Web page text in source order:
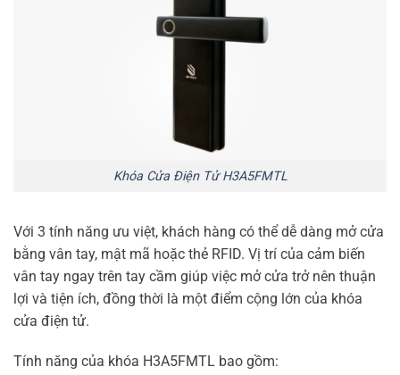
Khóa Cửa Điện Tử H3A5FMTL
Với 3 tính năng ưu việt, khách hàng có thể dễ dàng mở cửa
bằng vân tay, mật mã hoặc thẻ RFID. Vị trí của cảm biến
vân tay ngay trên tay cầm giúp việc mở cửa trở nên thuận
lợi và tiện ích, đồng thời là một điểm cộng lớn của khóa
cửa điện tử.
Tính năng của khóa H3A5FMTL bao gồm: